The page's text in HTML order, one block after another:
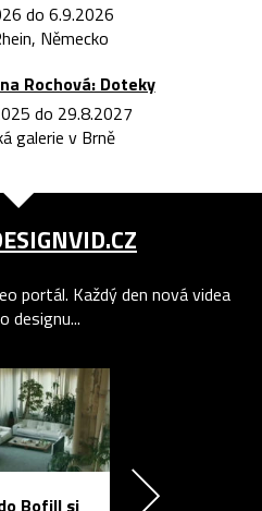
do 6.9.2026
Německo
Rochová: Doteky
do 29.8.2027
galerie v Brně
portál. Každý den nová videa
designu...
Bofill si